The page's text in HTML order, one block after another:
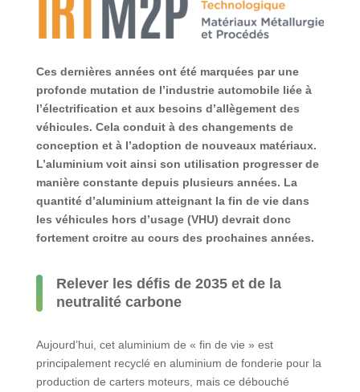
Ces dernières années ont été marquées par une
profonde mutation de l’industrie automobile liée à
l’électrification et aux besoins d’allègement des
véhicules. Cela conduit à des changements de
conception et à l’adoption de nouveaux matériaux.
L’aluminium voit ainsi son utilisation progresser de
manière constante depuis plusieurs années. La
quantité d’aluminium atteignant la fin de vie dans
les véhicules hors d’usage (VHU) devrait donc
fortement croitre au cours des prochaines années.
Relever les défis de 2035 et de la
neutralité carbone
Aujourd’hui, cet aluminium de « fin de vie » est
principalement recyclé en aluminium de fonderie pour la
production de carters moteurs, mais ce débouché